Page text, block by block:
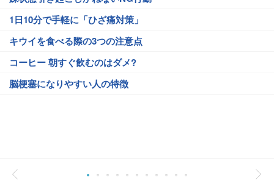
1日10分で手軽に「ひざ痛対策」
キウイを食べる際の3つの注意点
コーヒー 朝すぐ飲むのはダメ?
脳梗塞になりやすい人の特徴